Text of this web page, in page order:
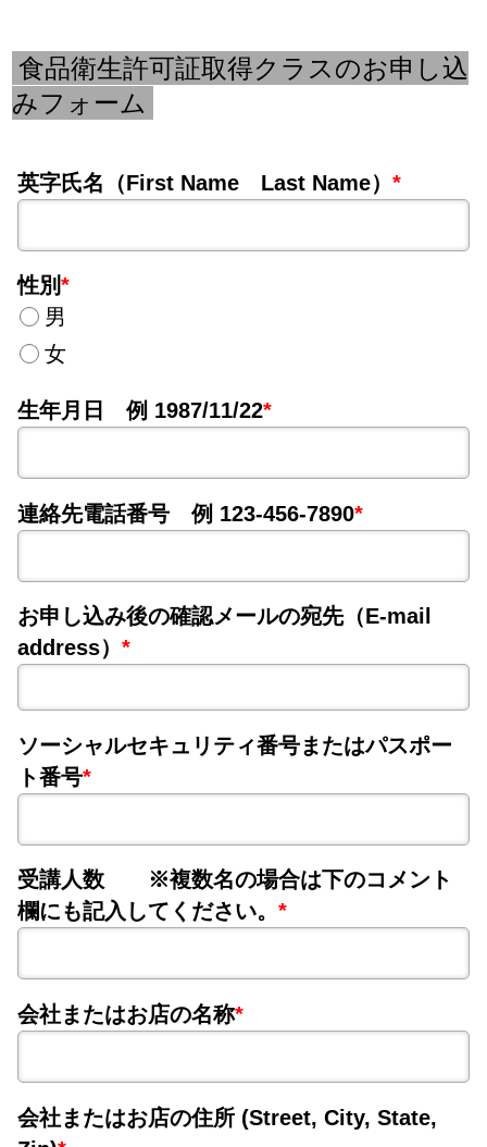
食品衛生許可証取得クラスのお申し込
みフォーム
英字氏名（First Name Last Name） *
性別*
男
女
生年月日 例 1987/11/22*
連絡先電話番号 例 123-456-7890*
お申し込み後の確認メールの宛先（E-mail
address） *
ソーシャルセキュリティ番号またはパスポー
ト番号*
受講人数 ※複数名の場合は下のコメント
欄にも記入してください。 *
会社またはお店の名称*
会社またはお店の住所 (Street, City, State,